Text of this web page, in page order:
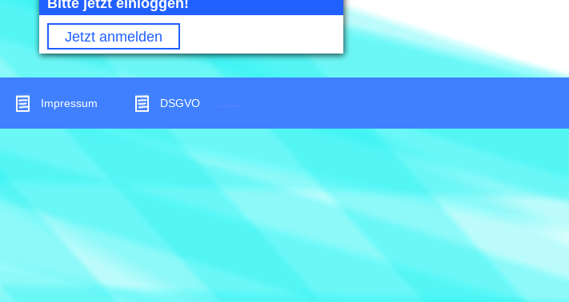
Bitte jetzt einloggen!
Jetzt anmelden
Impressum DSGVO Hypnose in Berlin